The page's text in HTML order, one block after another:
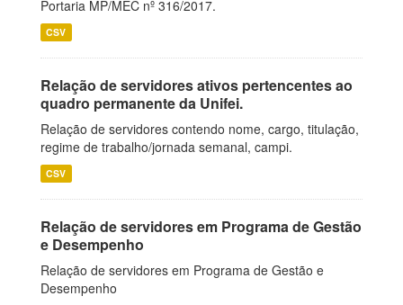
Portaria MP/MEC nº 316/2017.
CSV
Relação de servidores ativos pertencentes ao
quadro permanente da Unifei.
Relação de servidores contendo nome, cargo, titulação,
regime de trabalho/jornada semanal, campi.
CSV
Relação de servidores em Programa de Gestão
e Desempenho
Relação de servidores em Programa de Gestão e
Desempenho